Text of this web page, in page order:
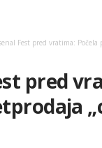
Fest pred vratima: Počela
pred